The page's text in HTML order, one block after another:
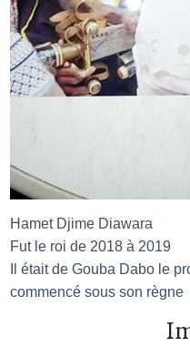
Hamet Djime Diawara
Fut le roi de 2018 à 2019
Il était de Gouba Dabo le
commencé sous son règne